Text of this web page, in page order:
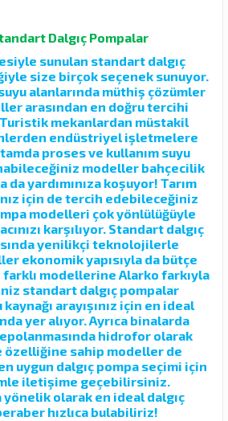
Dalgıç Pompalar
sunulan standart dalgıç
size birçok seçenek sunuyor.
alanlarında müthiş çözümler
arasından en doğru tercihi
mekanlardan müstakil
endüstriyel işletmelere
proses ve kullanım suyu
modeller bahçecilik
da yardımınıza koşuyor! Tarım
için de tercih edebileceğiniz
modelleri çok yönlülüğüyle
karşılıyor. Standart dalgıç
yenilikçi teknolojilerle
ekonomik yapısıyla da bütçe
modellerine Alarko farkıyla
standart dalgıç pompalar
arayışınız için en ideal
yer alıyor. Ayrıca binalarda
hidrofor olarak
özelliğine sahip modeller de
uygun dalgıç pompa seçimi için
iletişime geçebilirsiniz.
yönelik olarak en ideal dalgıç
hızlıca bulabiliriz!